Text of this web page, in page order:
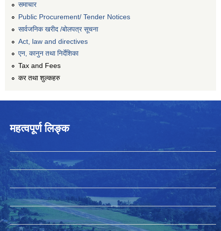
समाचार
Public Procurement/ Tender Notices
सार्वजनिक खरीद /बोलपत्र सूचना
Act, law and directives
एन, कानुन तथा निर्देशिका
Tax and Fees
कर तथा शुल्कहरु
महत्वपूर्ण लिङ्क